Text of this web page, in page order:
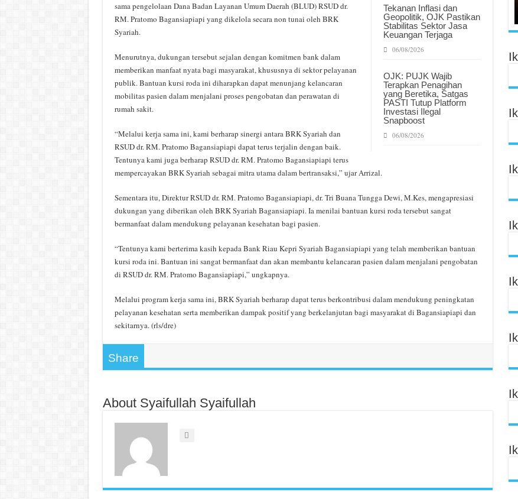
Tekanan Inflasi dan
Geopolitik, OJK Pastikan
Stabilitas Sektor Jasa
Keuangan Terjaga
06/08/2026
OJK: PUJK Wajib
Terapkan Penagihan
yang Beretika, Satgas
PASTI Tutup Platform
Investasi Ilegal
Snapboost
06/08/2026
sama pengelolaan Dana Badan Layanan Umum Daerah (BLUD) RSUD dr.
RM. Pratomo Bagansiapiapi yang dikelola secara non tunai oleh BRK
Syariah.
Menurutnya, dukungan tersebut sejalan dengan komitmen bank dalam
memberikan manfaat nyata bagi masyarakat, khususnya di sektor pelayanan
publik. Bantuan kursi roda ini diharapkan dapat menunjang kelancaran
mobilitas pasien dalam menjalani proses pengobatan dan perawatan di
rumah sakit.
“Melalui kerja sama ini, kami berharap sinergi antara BRK Syariah dan
RSUD dr. RM. Pratomo Bagansiapiapi dapat terus terjalin dengan baik.
Tentunya kami juga berharap RSUD dr. RM. Pratomo Bagansiapiapi terus
mempercayakan BRK Syariah sebagai mitra utama dalam bertransaksi,” ujar Arrizal.
Sementara itu, Direktur RSUD dr. RM. Pratomo Bagansiapiapi, dr. Tri Buana Tungga Dewi, M.Kes, mengapresiasi
dukungan yang diberikan oleh BRK Syariah Bagansiapiapi. Ia menilai bantuan kursi roda tersebut sangat
bermanfaat dalam mendukung pelayanan kesehatan bagi pasien.
“Tentunya kami berterima kasih kepada Bank Riau Kepri Syariah Bagansiapiapi yang telah memberikan bantuan
kursi roda ini. Bantuan ini sangat bermanfaat dan akan membantu kelancaran pasien dalam menjalani pengobatan
di RSUD dr. RM. Pratomo Bagansiapiapi,” ungkapnya.
Melalui program kerja sama ini, BRK Syariah berharap dapat terus berkontribusi dalam mendukung peningkatan
pelayanan kesehatan serta memberikan dampak positif yang berkelanjutan bagi masyarakat di Bagansiapiapi dan
sekitarnya. (rls/dre)
Share
About Syaifullah Syaifullah